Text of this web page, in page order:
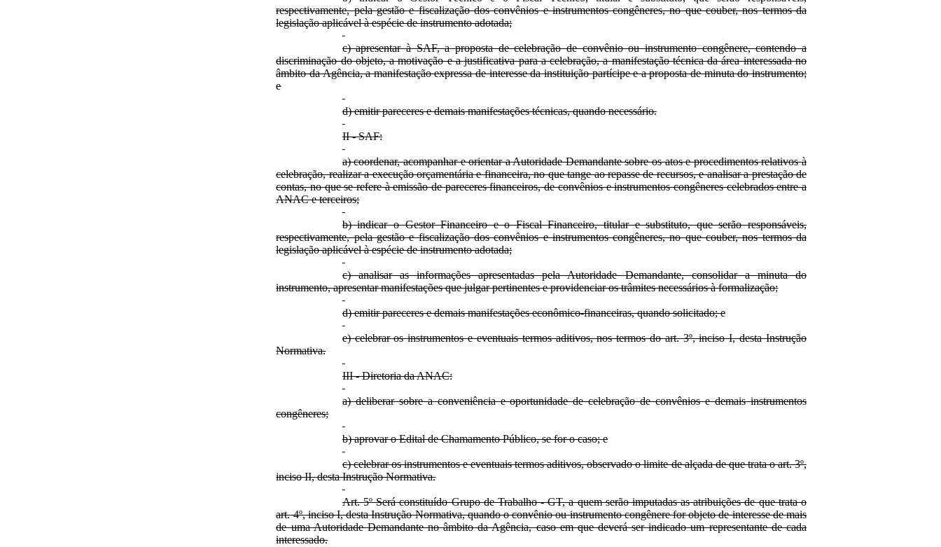
respectivamente, pela gestão e fiscalização dos convênios e instrumentos congêneres, no que couber, nos termos da
legislação aplicável à espécie de instrumento adotada;
c) apresentar à SAF, a proposta de celebração de convênio ou instrumento congênere, contendo a
discriminação do objeto, a motivação e a justificativa para a celebração, a manifestação técnica da área interessada no
âmbito da Agência, a manifestação expressa de interesse da instituição partícipe e a proposta de minuta do instrumento;
e
d) emitir pareceres e demais manifestações técnicas, quando necessário.
II - SAF:
a) coordenar, acompanhar e orientar a Autoridade Demandante sobre os atos e procedimentos relativos à
celebração, realizar a execução orçamentária e financeira, no que tange ao repasse de recursos, e analisar a prestação de
contas, no que se refere à emissão de pareceres financeiros, de convênios e instrumentos congêneres celebrados entre a
ANAC e terceiros;
b) indicar o Gestor Financeiro e o Fiscal Financeiro, titular e substituto, que serão responsáveis,
respectivamente, pela gestão e fiscalização dos convênios e instrumentos congêneres, no que couber, nos termos da
legislação aplicável à espécie de instrumento adotada;
c) analisar as informações apresentadas pela Autoridade Demandante, consolidar a minuta do
instrumento, apresentar manifestações que julgar pertinentes e providenciar os trâmites necessários à formalização;
d) emitir pareceres e demais manifestações econômico-financeiras, quando solicitado; e
e) celebrar os instrumentos e eventuais termos aditivos, nos termos do art. 3º, inciso I, desta Instrução
Normativa.
III - Diretoria da ANAC:
a) deliberar sobre a conveniência e oportunidade de celebração de convênios e demais instrumentos
congêneres;
b) aprovar o Edital de Chamamento Público, se for o caso; e
c) celebrar os instrumentos e eventuais termos aditivos, observado o limite de alçada de que trata o art. 3º,
inciso II, desta Instrução Normativa.
Art. 5º Será constituído Grupo de Trabalho - GT, a quem serão imputadas as atribuições de que trata o
art. 4º, inciso I, desta Instrução Normativa, quando o convênio ou instrumento congênere for objeto de interesse de mais
de uma Autoridade Demandante no âmbito da Agência, caso em que deverá ser indicado um representante de cada
interessado.